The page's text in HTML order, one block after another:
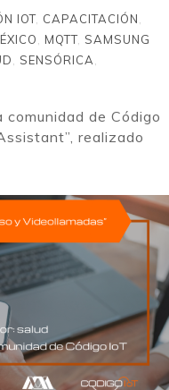
IOT, CAPACITACIÓN
MQTT, SAMSUNG
SENSÓRICA
de Código
realizado